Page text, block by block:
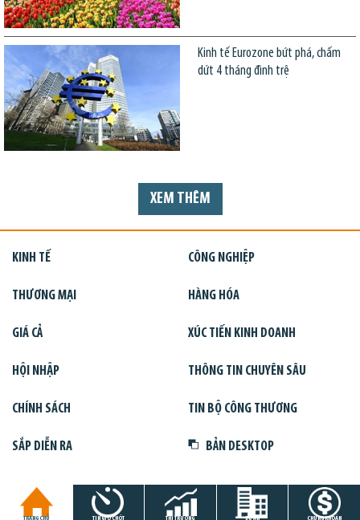
Kinh tế Eurozone bứt phá, chấm
dứt 4 tháng đình trệ
XEM THÊM
KINH TẾ CÔNG NGHIỆP
THƯƠNG MẠI HÀNG HÓA
GIÁ CẢ XÚC TIẾN KINH DOANH
HỘI NHẬP THÔNG TIN CHUYÊN SÂU
CHÍNH SÁCH TIN BỘ CÔNG THƯƠNG
SẮP DIỄN RA BẢN DESKTOP
TRANG CHỦ TIN GIỜ CHÓT THỊ TRƯỜNG DỰ ÁN CHỨNG KHOÁN